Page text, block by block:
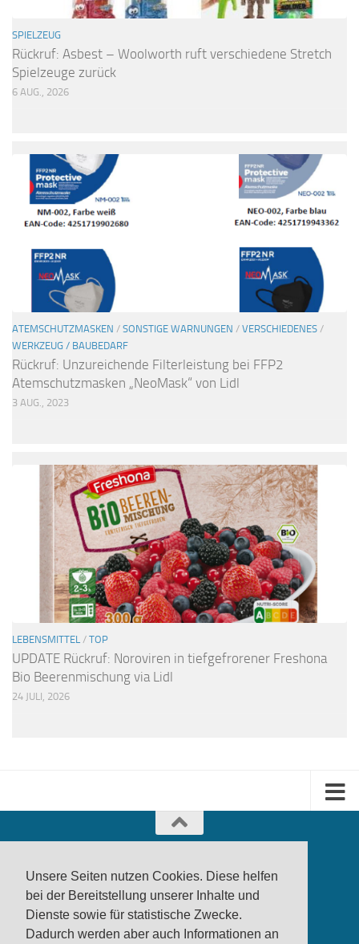
Unsere Seiten nutzen Cookies. Diese helfen
bei der Bereitstellung unserer Inhalte und
Dienste sowie für statistische Zwecke.
Dadurch werden aber auch Informationen an
SPIELZEUG
Rückruf: Asbest – Woolworth ruft verschiedene Stretch
Spielzeuge zurück
6 AUG., 2026
ATEMSCHUTZMASKEN / SONSTIGE WARNUNGEN / VERSCHIEDENES /
WERKZEUG / BAUBEDARF
Rückruf: Unzureichende Filterleistung bei FFP2
Atemschutzmasken „NeoMask“ von Lidl
3 AUG., 2023
LEBENSMITTEL / TOP
UPDATE Rückruf: Noroviren in tiefgefrorener Freshona
Bio Beerenmischung via Lidl
24 JULI, 2026
produktwarnung.eu - 2007-2026
Made in Gerstetten |Medienzentrum Gerstetten